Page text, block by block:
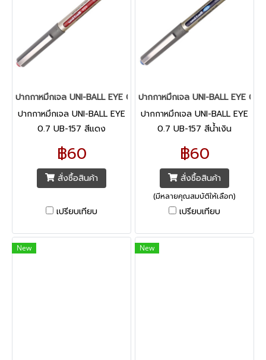
ปากกาหมึกเจล UNI-BALL EYE 0.7 UB-157 สีแดง
ปากกาหมึกเจล UNI-BALL EYE
0.7 UB-157 สีแดง
฿60
สั่งซื้อสินค้า
เปรียบเทียบ
ปากกาหมึกเจล UNI-BALL EYE 0.7
ปากกาหมึกเจล UNI-BALL EYE
0.7 UB-157 สีน้ำเงิน
฿60
สั่งซื้อสินค้า
(มีหลายคุณสมบัติให้เลือก)
เปรียบเทียบ
New New